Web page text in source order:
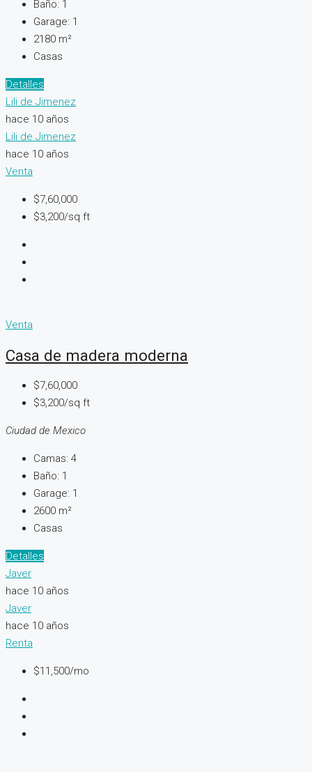
Baño: 1
Garage: 1
2180 m²
Casas
Detalles
Lili de Jimenez
hace 10 años
Lili de Jimenez
hace 10 años
Venta
$7,60,000
$3,200/sq ft
Venta
Casa de madera moderna
$7,60,000
$3,200/sq ft
Ciudad de Mexico
Camas: 4
Baño: 1
Garage: 1
2600 m²
Casas
Detalles
Javer
hace 10 años
Javer
hace 10 años
Renta
$11,500/mo